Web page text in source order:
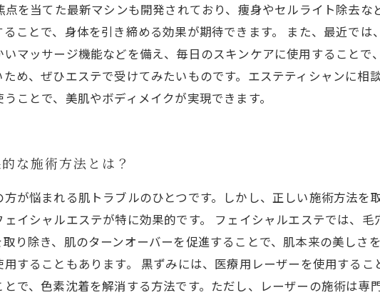
点を当てた最新マシンも開発されており、痩身やセルライト除去
ことで、身体を引き締める効果が期待できます。 また、最近で
マッサージ機能などを備え、毎日のスキンケアに使用すること
め、ぜひエステで受けてみたいものです。エステティシャンに相
ことで、美肌やボディメイクが実現できます。
な施術方法とは？
が悩まれる肌トラブルのひとつです。しかし、正しい施術方法を
イシャルエステが特に効果的です。 フェイシャルエステでは、
り除き、肌のターンオーバーを促進することで、肌本来の美しさ
することもあります。 黒ずみには、医療用レーザーを使用する
で、色素沈着を解消する方法です。ただし、レーザーの施術は専